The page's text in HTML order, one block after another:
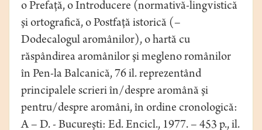
o Prefaţă, o Introducere (normativă-lingvistică
şi ortografică, o Postfaţă istorică (–
Dodecalogul aromânilor), o hartă cu
răspândirea aromânilor şi megleno românilor
în Pen-la Balcanică, 76 il. reprezentând
principalele scrieri în/despre aromână şi
pentru/despre aromâni, în ordine cronologică:
A – D. - Bucureşti: Ed. Encicl., 1977. – 453 p., il.